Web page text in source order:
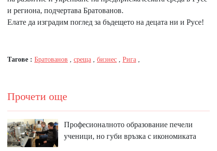
и региона, подчертава Братованов.
Елате да изградим поглед за бъдещето на децата ни и Русе!
Тагове : Братованов среща бизнес Рига
Прочети още
Професионалното образование печели
ученици, но губи връзка с икономиката